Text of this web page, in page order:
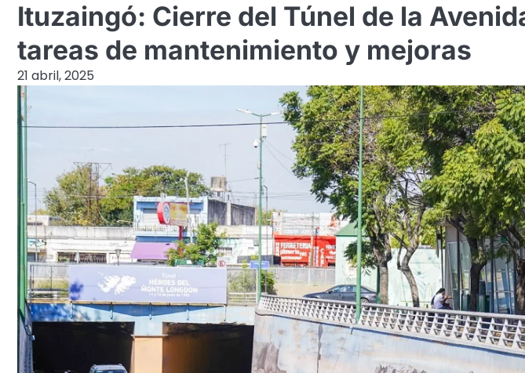
Ituzaingó: Cierre del Túnel de la
tareas de mantenimiento y mejoras
21 abril, 2025